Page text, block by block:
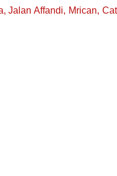
Jalan Affandi, Mrican,